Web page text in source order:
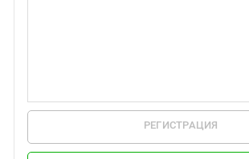
РЕГИСТРАЦИЯ